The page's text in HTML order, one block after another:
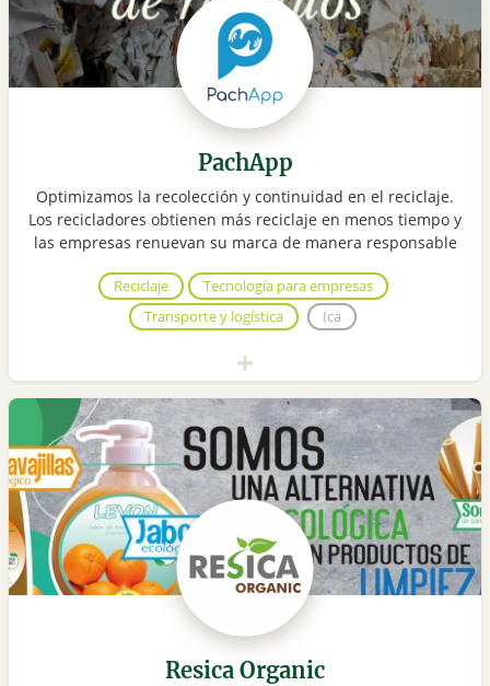
PachApp
Optimizamos la recolección y continuidad en el reciclaje.
Los recicladores obtienen más reciclaje en menos tiempo y
las empresas renuevan su marca de manera responsable
Reciclaje
Tecnología para empresas
Transporte y logística
Ica
Resica Organic